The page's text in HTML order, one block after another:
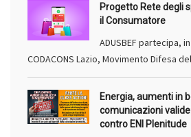
Progetto Rete degli
il Consumatore
ADUSBEF partecipa,
CODACONS Lazio, Movimento Difesa
Energia, aumenti in
comunicazioni
contro ENI Plenitude